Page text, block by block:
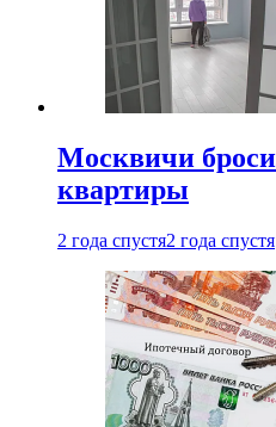
Москвичи
квартиры
2 года спустя2 года спустя